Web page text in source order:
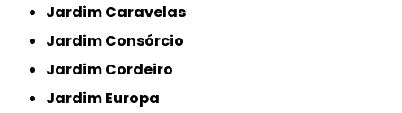
Jardim Caravelas
Jardim Consórcio
Jardim Cordeiro
Jardim Europa